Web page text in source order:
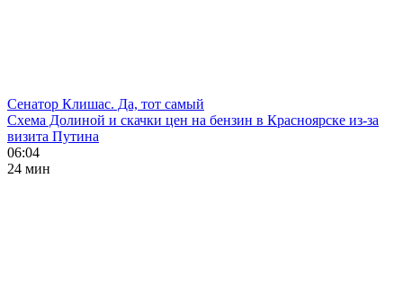
Сенатор Клишас. Да, тот самый
Схема Долиной и скачки цен на бензин в Красноярске из-за
визита Путина
06:04
24 мин